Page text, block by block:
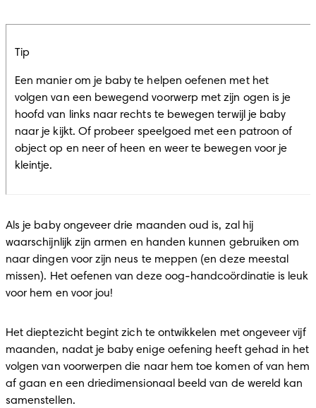
Tip
Een manier om je baby te helpen oefenen met het
volgen van een bewegend voorwerp met zijn ogen is je
hoofd van links naar rechts te bewegen terwijl je baby
naar je kijkt. Of probeer speelgoed met een patroon of
object op en neer of heen en weer te bewegen voor je
kleintje.
Als je baby ongeveer drie maanden oud is, zal hij
waarschijnlijk zijn armen en handen kunnen gebruiken om
naar dingen voor zijn neus te meppen (en deze meestal
missen). Het oefenen van deze oog-handcoördinatie is leuk
voor hem en voor jou!
Het dieptezicht begint zich te ontwikkelen met ongeveer vijf
maanden, nadat je baby enige oefening heeft gehad in het
volgen van voorwerpen die naar hem toe komen of van hem
af gaan en een driedimensionaal beeld van de wereld kan
samenstellen.